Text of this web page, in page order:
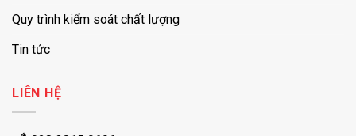
Quy trình kiểm soát chất lượng
Tin tức
LIÊN HỆ